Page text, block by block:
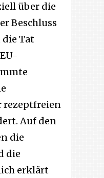
über die
Beschluss
Tat
rezeptfreien
Auf den
die
die
erklärt